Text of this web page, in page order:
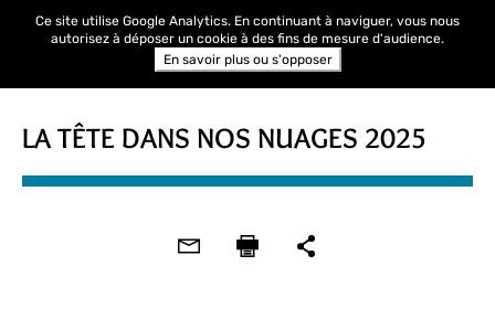
LA TÊTE DANS NOS NUAGES 2025
Ce site utilise Google Analytics. En continuant à naviguer, vous nous
autorisez à déposer un cookie à des fins de mesure d'audience.
En savoir plus ou s'opposer